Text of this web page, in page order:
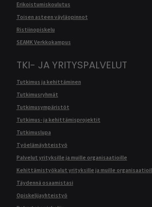
Erikoistumiskoulutus
Toisen asteen väyläopinnot
Ristiinopiskelu
SEAMK Verkkokampus
TKI- JA YRITYSPALVELUT
Tutkimus ja kehittäminen
Tutkimusryhmät
Tutkimusympäristöt
Tutkimus- ja kehittämisprojektit
Tutkimuslupa
Työelämäyhteistyö
Palvelut yrityksille ja muille organisaatioille
Kehittämistyökalut yrityksille ja muille
Täydennä osaamistasi
Opiskelijayhteistyö